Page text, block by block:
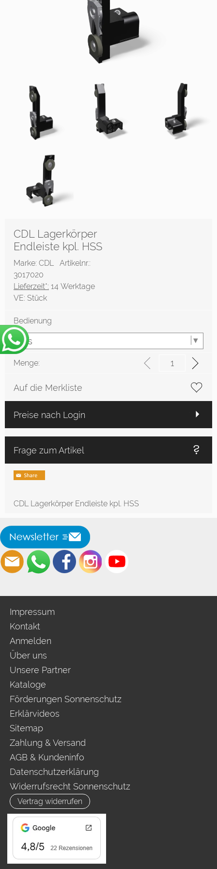
CDL Lagerkörper
Endleiste kpl. HSS
Marke: CDL Artikelnr.:
3017020
Lieferzeit*: 14 Werktage
VE: Stück
Bedienung
Menge:
Auf die Merkliste
Preise nach Login
Frage zum Artikel
CDL Lagerkörper Endleiste kpl. HSS
Impressum
Kontakt
Anmelden
Über uns
Unsere Partner
Kataloge
Förderungen Sonnenschutz
Erklärvideos
Sitemap
Zahlung & Versand
AGB & Kundeninfo
Datenschutzerklärung
Widerrufsrecht Sonnenschutz
Vertrag widerrufen